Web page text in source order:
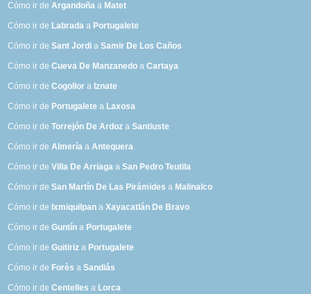
Cómo ir deArgandoña a Matet
Cómo ir de Labrada a Portugalete
Cómo ir deSant Jordi aSamir De Los Caños
Cómo ir deCueva De Manzanedo aCartaya
Cómo ir deCogollor a Iznate
Cómo ir de Portugalete a Laxosa
Cómo ir deTorrejón De Ardoz aSantiuste
Cómo ir deAlmería aAntequera
Cómo ir deVilla De Arriaga aSan Pedro Teutila
Cómo ir deSan Martín De Las Pirámides a Malinalco
Cómo ir de Ixmiquilpan aXayacatlán De Bravo
Cómo ir deGuntín a Portugalete
Cómo ir deGuitiriz a Portugalete
Cómo ir de Forès aSandiás
Cómo ir deCentelles a Lorca